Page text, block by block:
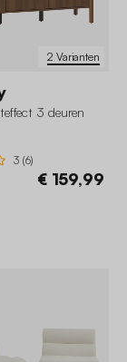
2 Varianten
3 deuren
3 (6)
€ 159,99